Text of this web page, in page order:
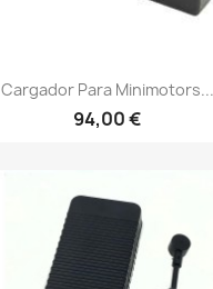
Vista rápida
Cargador Para Minimotors...
94,00 €